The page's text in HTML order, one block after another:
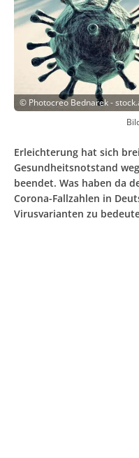
© Photocreo Bednarek -
Erleichterung hat sich
Gesundheitsnotstand
beendet. Was haben da
Corona-Fallzahlen in
Virusvarianten zu